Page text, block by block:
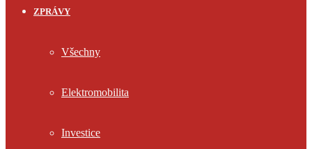
ZPRÁVY
Všechny
Elektromobilita
Investice